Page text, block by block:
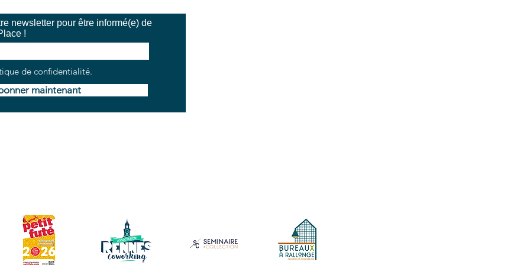
newsletter pour être informé(e) de
!
de confidentialité.
maintenant